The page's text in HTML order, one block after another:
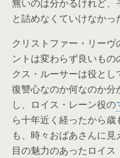
無いのは分かるけれど、
と詰めなくていけなかっ
クリストファー・リー
ントは変わらず良いもの
クス・ルーサーは役と
復讐心なのか何なのか分
し、ロイス・レーン役の
ら十年近く経ったから
も、時々おばあさんに
目の魅力のあったロイス